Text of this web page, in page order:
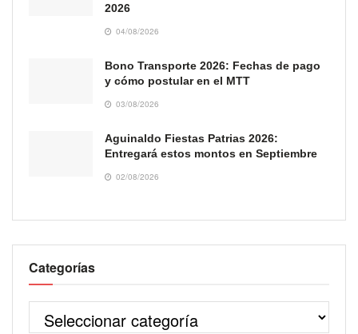
2026
04/08/2026
Bono Transporte 2026: Fechas de pago
y cómo postular en el MTT
03/08/2026
Aguinaldo Fiestas Patrias 2026:
Entregará estos montos en Septiembre
02/08/2026
Categorías